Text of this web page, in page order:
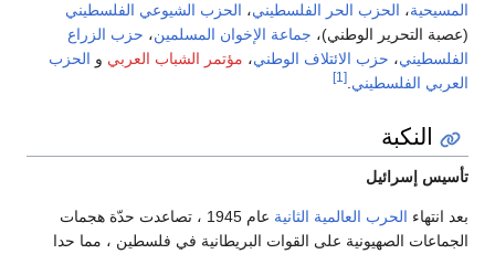
الحزب الحر الفلسطيني، الحزب الشيوعي الفلسطيني
الوطني)، جماعة الإخوان المسلمين،حزب الزراع
حزب الائتلاف الوطني،مؤتمر الشباب العربيوالحزب
.
الحرب العالمية الثانية
عام 1945 ، تصاعدت حدّة هجمات
الصهيونية على القوات البريطانية في فلسطين ، مما حدا